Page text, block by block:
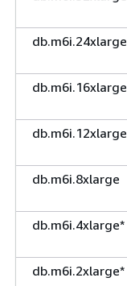
db.m6i.24xlarge
db.m6i.16xlarge
db.m6i.12xlarge
db.m6i.8xlarge
db.m6i.4xlarge*
db.m6i.2xlarge*